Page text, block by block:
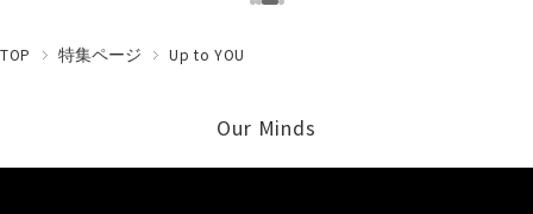
TOP 特集ページ Up to YOU
Our Minds